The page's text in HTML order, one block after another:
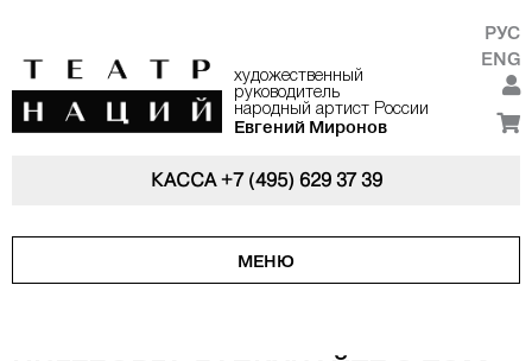
художественный
руководитель
народный артист России
Евгений Миронов
РУС
ENG
КАССА+7 (495) 629 37 39
МЕНЮ